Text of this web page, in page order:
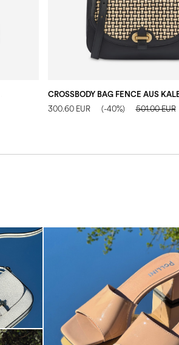
300.60 EUR (-40%) 501.00 EUR
The most-wanted mules and
sale. ...